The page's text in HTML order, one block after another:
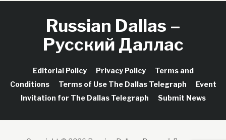
Russian Dallas –
Русский Даллас
Editorial Policy Privacy Policy
Terms and
Conditions
Terms of Use The Dallas Telegraph
Event
Invitation for The Dallas Telegraph
Submit News